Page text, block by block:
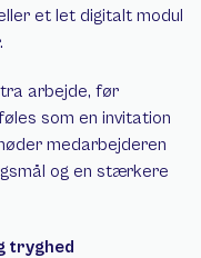
et let digitalt modul
arbejde, før
som en invitation
medarbejderen
og en stærkere
tryghed